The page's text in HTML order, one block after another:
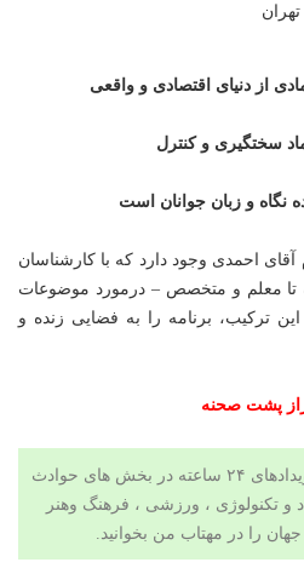
از دنیای اقتصادی و واقعی
سختگیری و کنترل
احمدی وجود دارد که با کارشناسان
تا معلم و متخصص – درمورد موضوعات
ترکیب، برنامه را به فضایی زنده و
جدیدترین اخبار و مهم ترین رویدادهای ۲۴ ساعته در بخش های حوادث
و تکنولوژی ، ورزشی ، فرهنگ وهنر
را در مهتاب من بخوانید.